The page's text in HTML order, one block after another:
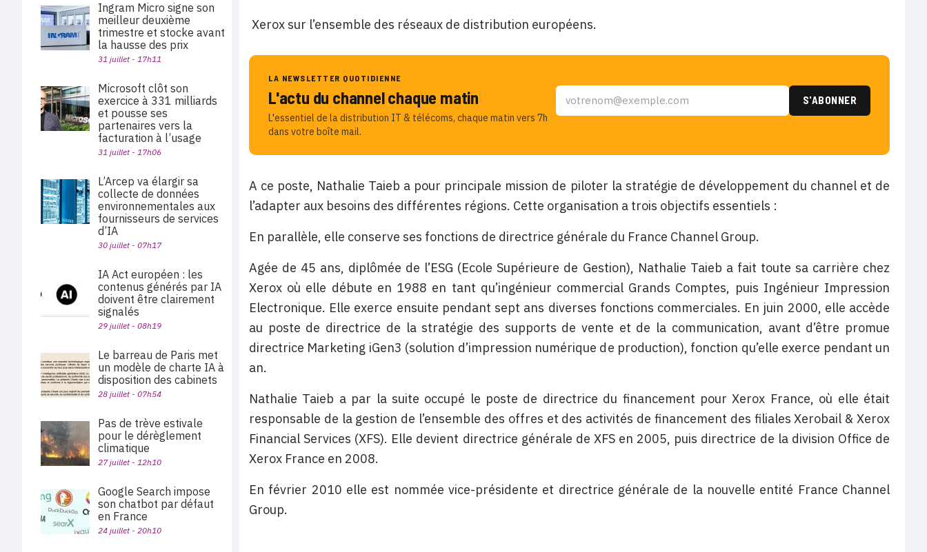
Xerox sur l’ensemble des réseaux de distribution européens.
LA NEWSLETTER QUOTIDIENNE
L'actu du channel chaque matin
L'essentiel de la distribution IT & télécoms, chaque matin vers 7h
dans votre boîte mail.
A ce poste, Nathalie Taieb a pour principale mission de piloter la stratégie de développement du channel et de
l’adapter aux besoins des différentes régions. Cette organisation a trois objectifs essentiels :
En parallèle, elle conserve ses fonctions de directrice générale du France Channel Group.
Agée de 45 ans, diplômée de l’ESG (Ecole Supérieure de Gestion), Nathalie Taieb a fait toute sa carrière chez
Xerox où elle débute en 1988 en tant qu’ingénieur commercial Grands Comptes, puis Ingénieur Impression
Electronique. Elle exerce ensuite pendant sept ans diverses fonctions commerciales. En juin 2000, elle accède
au poste de directrice de la stratégie des supports de vente et de la communication, avant d’être promue
directrice Marketing iGen3 (solution d’impression numérique de production), fonction qu’elle exerce pendant un
an.
Nathalie Taieb a par la suite occupé le poste de directrice du financement pour Xerox France, où elle était
responsable de la gestion de l’ensemble des offres et des activités de financement des filiales Xerobail & Xerox
Financial Services (XFS). Elle devient directrice générale de XFS en 2005, puis directrice de la division Office de
Xerox France en 2008.
En février 2010 elle est nommée vice-présidente et directrice générale de la nouvelle entité France Channel
Group.
Ingram Micro signe son
meilleur deuxième
trimestre et stocke avant
la hausse des prix
31 juillet - 17h11
Microsoft clôt son
exercice à 331 milliards
et pousse ses
partenaires vers la
facturation à l’usage
31 juillet - 17h06
L’Arcep va élargir sa
collecte de données
environnementales aux
fournisseurs de services
d’IA
30 juillet - 07h17
IA Act européen : les
contenus générés par IA
doivent être clairement
signalés
29 juillet - 08h19
Le barreau de Paris met
un modèle de charte IA à
disposition des cabinets
28 juillet - 07h54
Pas de trève estivale
pour le dérèglement
climatique
27 juillet - 12h10
Google Search impose
son chatbot par défaut
en France
24 juillet - 20h10